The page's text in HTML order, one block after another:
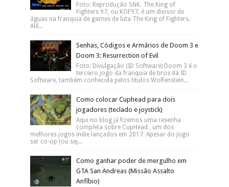
Foto: Reprodução SNK. The King of
Fighters 97, ou KOF97, é um divisor de
águas na franquia de games de luta The King of Fighters.
Alé...
Senhas, Códigos e Armários de Doom 3 e
Doom 3: Resurrection of Evil
Foto: Divulgação (ID Software) Doom 3 é o
terceiro jogo da franquia de tiros da ID
Software, também conhecida pelos títulos Wolfenstein...
Como colocar Cuphead para dois
jogadores (teclado e joystick)
Aqui no blog já fizemos uma resenha
completa sobre CupHead , um dos
melhores jogos indie lançados em 2017. Apesar do jogo
ser co-op (ou sej...
Como ganhar poder de mergulho em
GTA San Andreas (Missão Assalto
Anfíbio)